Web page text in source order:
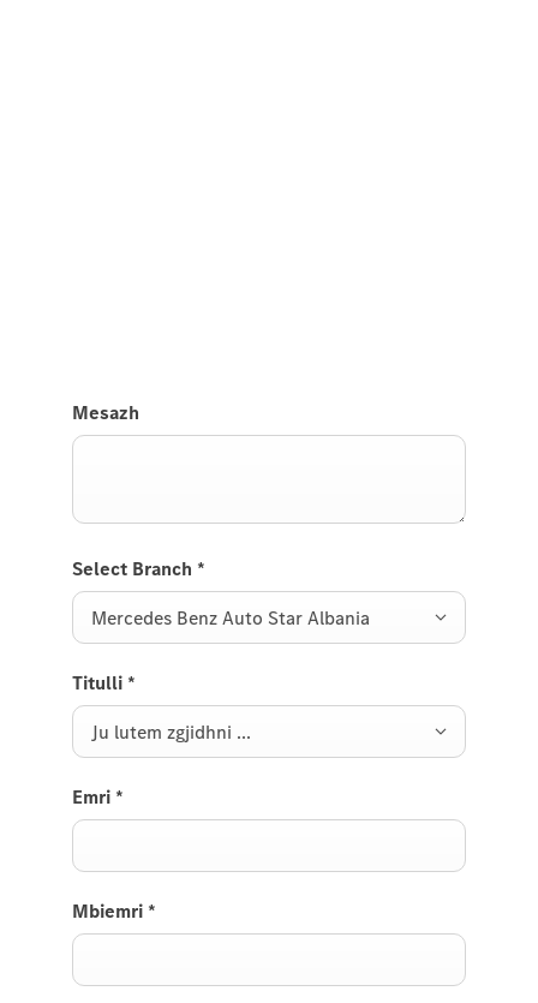
Mesazh
Select Branch *
Mercedes Benz Auto Star Albania
Titulli *
Ju lutem zgjidhni ...
Emri *
Mbiemri *